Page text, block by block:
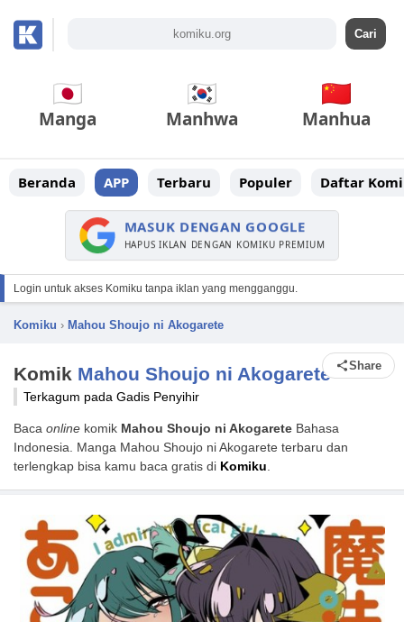
Manga Manhwa Manhua
Beranda APP Terbaru Populer Daftar
MASUK DENGAN GOOGLE
HAPUS IKLAN DENGAN KOMIKU PREMIUM
Login untuk akses Komiku tanpa iklan yang mengganggu.
Komiku › Mahou Shoujo ni Akogarete
Komik Mahou Shoujo ni Akogarete Share
Terkagum pada Gadis Penyihir
Baca online komik Mahou Shoujo ni Akogarete Bahasa
Indonesia. Manga Mahou Shoujo ni Akogarete terbaru dan
terlengkap bisa kamu baca gratis di Komiku